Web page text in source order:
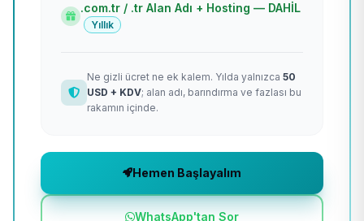
.com.tr / .tr Alan Adı + Hosting — DAHİL
Yıllık
Ne gizli ücret ne ek kalem. Yılda yalnızca 50
USD + KDV; alan adı, barındırma ve fazlası bu
rakamın içinde.
Hemen Başlayalım
WhatsApp'tan Sor